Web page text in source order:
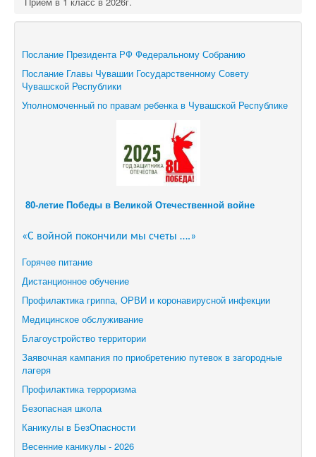
Послание Президента РФ Федеральному Собранию
Послание Главы Чувашии Государственному Совету
Чувашской Республики
Уполномоченный по правам ребенка в Чувашской Республике
80-летие Победы в Великой Отечественной войне
«С войной покончили мы счеты ….»
Горячее питание
Дистанционное обучение
Профилактика гриппа, ОРВИ и коронавирусной инфекции
Медицинское обслуживание
Благоустройство территории
Заявочная кампания по приобретению путевок в загородные
лагеря
Профилактика терроризма
Безопасная школа
Каникулы в БезОпасности
Весенние каникулы - 2026